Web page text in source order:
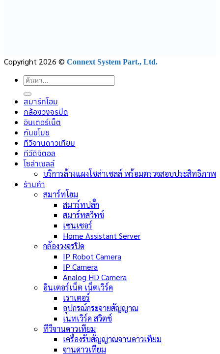
Copyright 2026 © Connext System Part., Ltd.
ค้นหา:
สมาร์ทโฮม
กล้องวงจรปิด
อินเตอร์เน็ต
กันขโมย
ทีวีจานดาวเทียม
ทีวีดิจิตอล
โซล่าเซลล์
บริการล้างแผงโซล่าเซลล์ พร้อมตรวจสอบประสิทธิภาพ
ร้านค้า
สมาร์ทโฮม
สมาร์ทปลั๊ก
สมาร์ทสวิทช์
เซนเซอร์
Home Assistant Server
กล้องวงจรปิด
IP Robot Camera
IP Camera
Analog HD Camera
อินเตอร์เน็ต เน็ตเวิร์ค
เราเตอร์
อุปกรณ์กระจายสัญญาณ
เนทเวิร์ค สวิตช์
ทีวีจานดาวเทียม
เครื่องรับสัญญาณจานดาวเทียม
จานดาวเทียม